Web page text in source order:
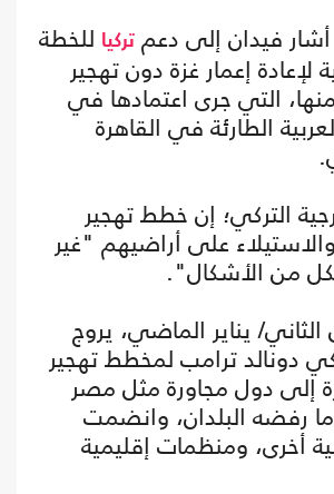
فيدان إلى دعم تركيا للخطة
لإعادة إعمار غزة دون تهجير
التي جرى اعتمادها في
الطارئة في القاهرة
التركي؛ إن خطط تهجير
على أراضيهم "غير
من الأشكال".
كانون الثاني/ يناير الماضي، يروج
دونالد ترامب لمخطط تهجير
إلى دول مجاورة مثل مصر
رفضه البلدان، وانضمت
أخرى، ومنظمات إقليمية